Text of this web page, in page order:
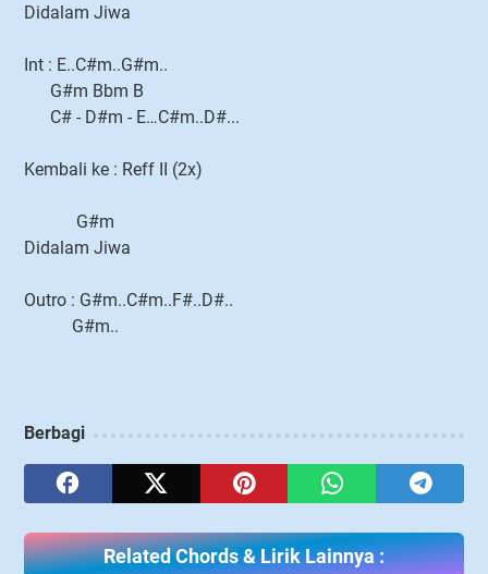
Didalam Jiwa
Int : E..C#m..G#m..
G#m Bbm B
C# - D#m - E…C#m..D#...
Kembali ke : Reff II (2x)
G#m
Didalam Jiwa
Outro : G#m..C#m..F#..D#..
G#m..
Berbagi
Related Chords & Lirik Lainnya :